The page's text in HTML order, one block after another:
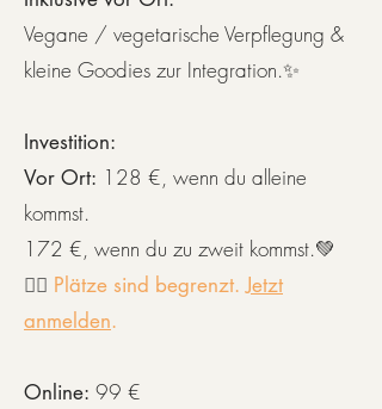
Vegane / vegetarische Verpflegung &
kleine Goodies zur Integration.✨
Investition:
Vor Ort: 128 €, wenn du alleine
kommst.
172 €, wenn du zu zweit kommst.💚
👉🏾 Plätze sind begrenzt.Jetzt
anmelden.
Online: 99 €